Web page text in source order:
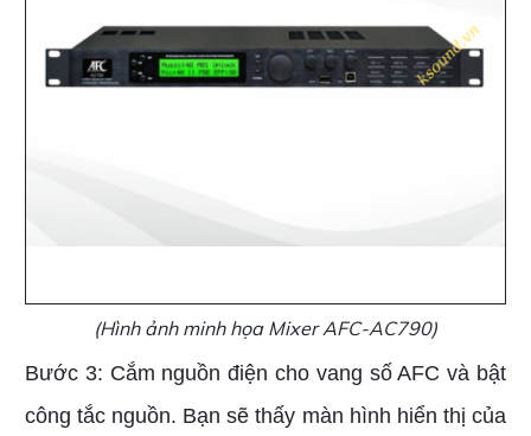
(Hình ảnh minh họa Mixer AFC-AC790)
Bước 3: Cắm nguồn điện cho vang số AFC và bật
công tắc nguồn. Bạn sẽ thấy màn hình hiển thị của